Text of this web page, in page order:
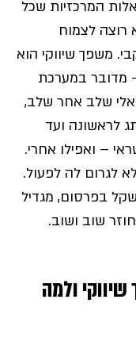
המרכזיות שכל
רוצה לצמוח
משפך שיווקי הוא
מדובר במערכת
שלב אחר שלב,
לראשונה ועד
– ואפילו אחרי.
לגרום לה לפעול.
בפרסום, מגדיל
שוב ושוב.
ולמה